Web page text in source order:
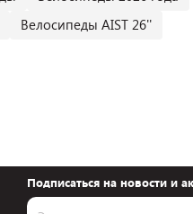
Велосипеды AIST 26''
Подписаться на новости и